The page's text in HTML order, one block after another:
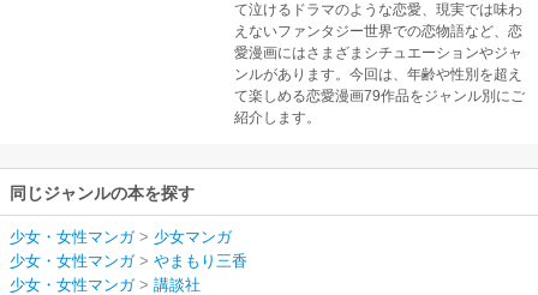
て泣けるドラマのような恋愛、現実では味わ
えないファンタジー世界での恋物語など、恋
愛漫画にはさまざまシチュエーションやジャ
ンルがあります。今回は、年齢や性別を超え
て楽しめる恋愛漫画79作品をジャンル別にご
紹介します。
同じジャンルの本を探す
少女・女性マンガ> 少女マンガ
少女・女性マンガ> やまもり三香
少女・女性マンガ> 講談社